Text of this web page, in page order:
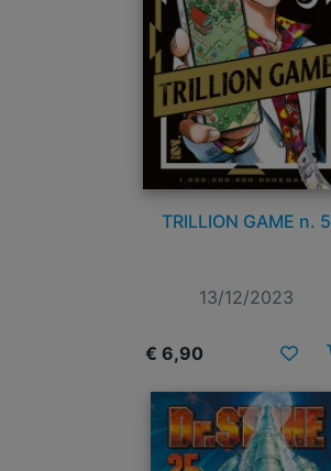
TRILLION GAME n. 5
13/12/2023
€ 6,90